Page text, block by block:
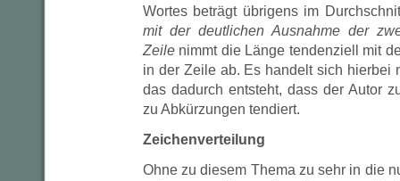
Wortes beträgt übrigens im
mit der deutlichen Ausnahme der
Zeile nimmt die Länge tendenziell mit
in der Zeile ab. Es handelt sich hierbei
das dadurch entsteht, dass der Autor
zu Abkürzungen tendiert.
Zeichenverteilung
Ohne zu diesem Thema zu sehr in die